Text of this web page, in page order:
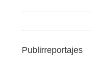
Publirreportajes